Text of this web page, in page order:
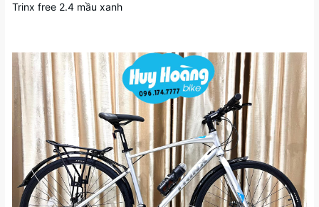
Trinx free 2.4 mầu xanh